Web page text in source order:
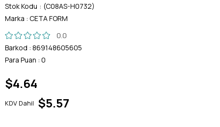
Stok Kodu
(C08AS-H0732)
Marka : CETA FORM
0.0
Barkod : 869148605605
Para Puan : 0
$4.64
KDV Dahil $5.57